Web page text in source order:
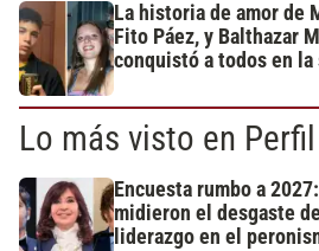
La historia de amor de
Fito Páez, y Balthazar
conquistó a todos en la
Lo más visto en Perfil
Encuesta rumbo a
midieron el desgaste
liderazgo en el